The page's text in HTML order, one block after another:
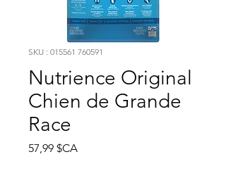
SKU : 015561 760591
Nutrience Original
Chien de Grande
Race
57,99 $CAPrix